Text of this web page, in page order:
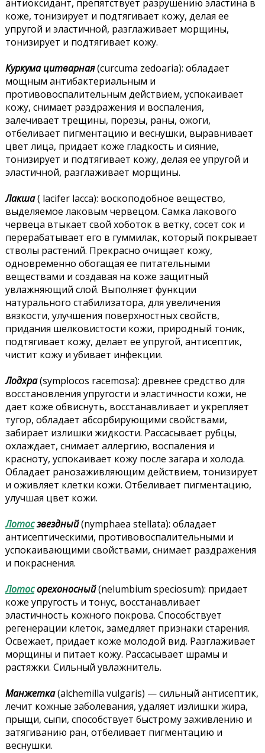
антиоксидант, препятствует разрушению эластина в
коже, тонизирует и подтягивает кожу, делая ее
упругой и эластичной, разглаживает морщины,
тонизирует и подтягивает кожу.
Куркума цитварная(curcuma zedoaria): обладает
мощным антибактериальным и
противовоспалительным действием, успокаивает
кожу, снимает раздражения и воспаления,
залечивает трещины, порезы, раны, ожоги,
отбеливает пигментацию и веснушки, выравнивает
цвет лица, придает коже гладкость и сияние,
тонизирует и подтягивает кожу, делая ее упругой и
эластичной, разглаживает морщины.
Лакша( lacifer lacca): воскоподобное вещество,
выделяемое лаковым червецом. Самка лакового
червеца втыкает свой хоботок в ветку, сосет сок и
перерабатывает его в гуммилак, который покрывает
стволы растений. Прекрасно очищает кожу,
одновременно обогащая ее питательными
веществами и создавая на коже защитный
увлажняющий слой. Выполняет функции
натурального стабилизатора, для увеличения
вязкости, улучшения поверхностных свойств,
придания шелковистости кожи, природный тоник,
подтягивает кожу, делает ее упругой, антисептик,
чистит кожу и убивает инфекции.
Лодхра(symplocos racemosa): древнее средство для
восстановления упругости и эластичности кожи, не
дает коже обвиснуть, восстанавливает и укрепляет
тугор, обладает абсорбирующими свойствами,
забирает излишки жидкости. Рассасывает рубцы,
охлаждает, снимает аллергию, воспаления и
красноту, успокаивает кожу после загара и холода.
Обладает ранозаживляющим действием, тонизирует
и оживляет клетки кожи. Отбеливает пигментацию,
улучшая цвет кожи.
Лотосзвездный(nymphaea stellata): обладает
антисептическими, противовоспалительными и
успокаивающими свойствами, снимает раздражения
и покраснения.
Лотосорехоносный(nelumbium speciosum): придает
коже упругость и тонус, восстанавливает
эластичность кожного покрова. Способствует
регенерации клеток, замедляет признаки старения.
Освежает, придает коже молодой вид. Разглаживает
морщины и питает кожу. Рассасывает шрамы и
растяжки. Сильный увлажнитель.
Манжетка(alchemilla vulgaris) — сильный антисептик,
лечит кожные заболевания, удаляет излишки жира,
прыщи, сыпи, способствует быстрому заживлению и
затягиванию ран, отбеливает пигментацию и
веснушки.